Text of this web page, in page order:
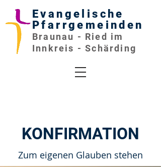
Evangelische
Pfarrgemeinden
Braunau - Ried im
Innkreis - Schärding
KONFIRMATION
Zum eigenen Glauben stehen